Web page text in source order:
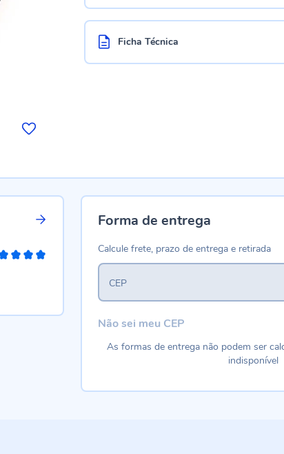
Ficha Técnica
Forma de entrega
Calcule frete, prazo de entrega e retirada
CEP
Não sei meu CEP
As formas de entrega não podem ser
indisponível